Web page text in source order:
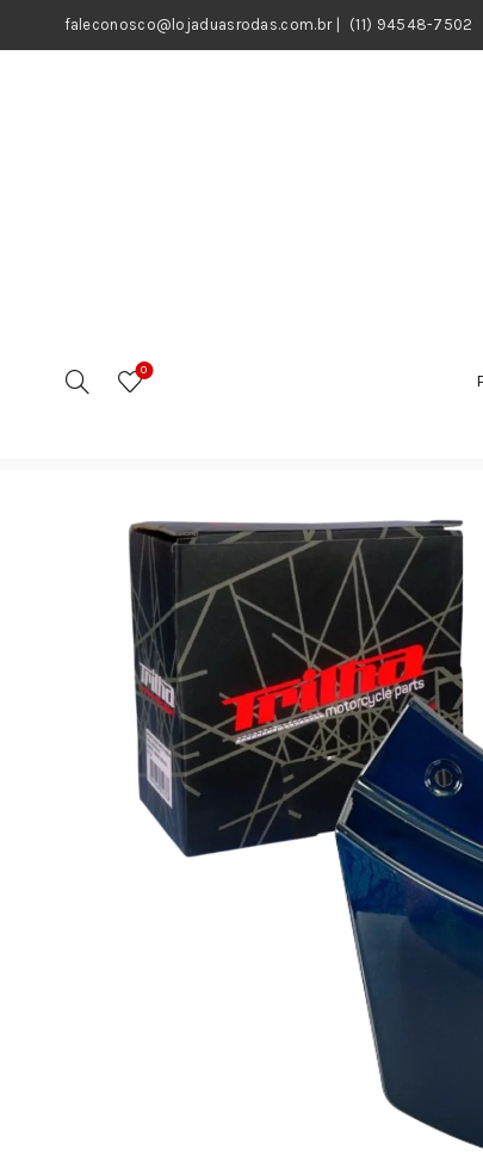
faleconosco@lojaduasrodas.com.br| (11) 94548-7502
0